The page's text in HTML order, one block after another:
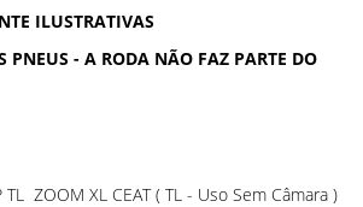
ILUSTRATIVAS
PNEUS - A RODA NÃO FAZ PARTE DO
ZOOM XL CEAT ( TL - Uso Sem Câmara )